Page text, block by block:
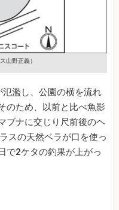
山野正義）
濫し、公園の横を流れ
のため、以前と比べ魚影
ブナに交じり尺前後のヘ
スの天然ベラが口を使っ
で2ケタの釣果が上がっ